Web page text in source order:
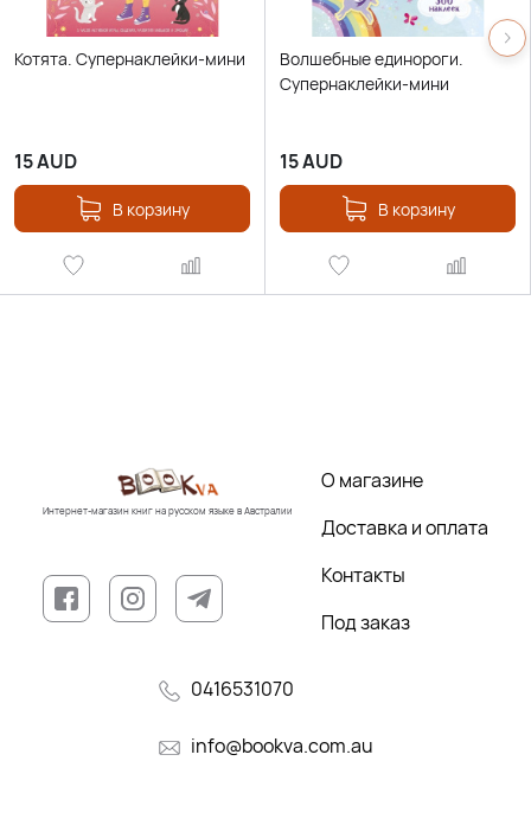
Котята. Супернаклейки-мини
15AUD
В корзину
Волшебные единороги.
Супернаклейки-мини
15AUD
В корзину
Интернет-магазин книг на русском языке в Австралии
О магазине
Доставка и оплата
Контакты
Под заказ
0416531070
info@bookva.com.au